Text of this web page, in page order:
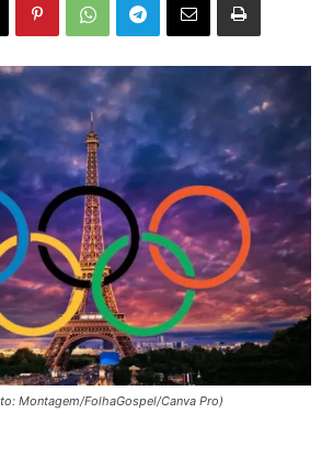
Montagem/FolhaGospel/Canva Pro)